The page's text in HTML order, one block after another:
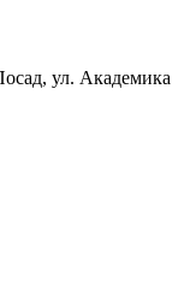
ул. Академика